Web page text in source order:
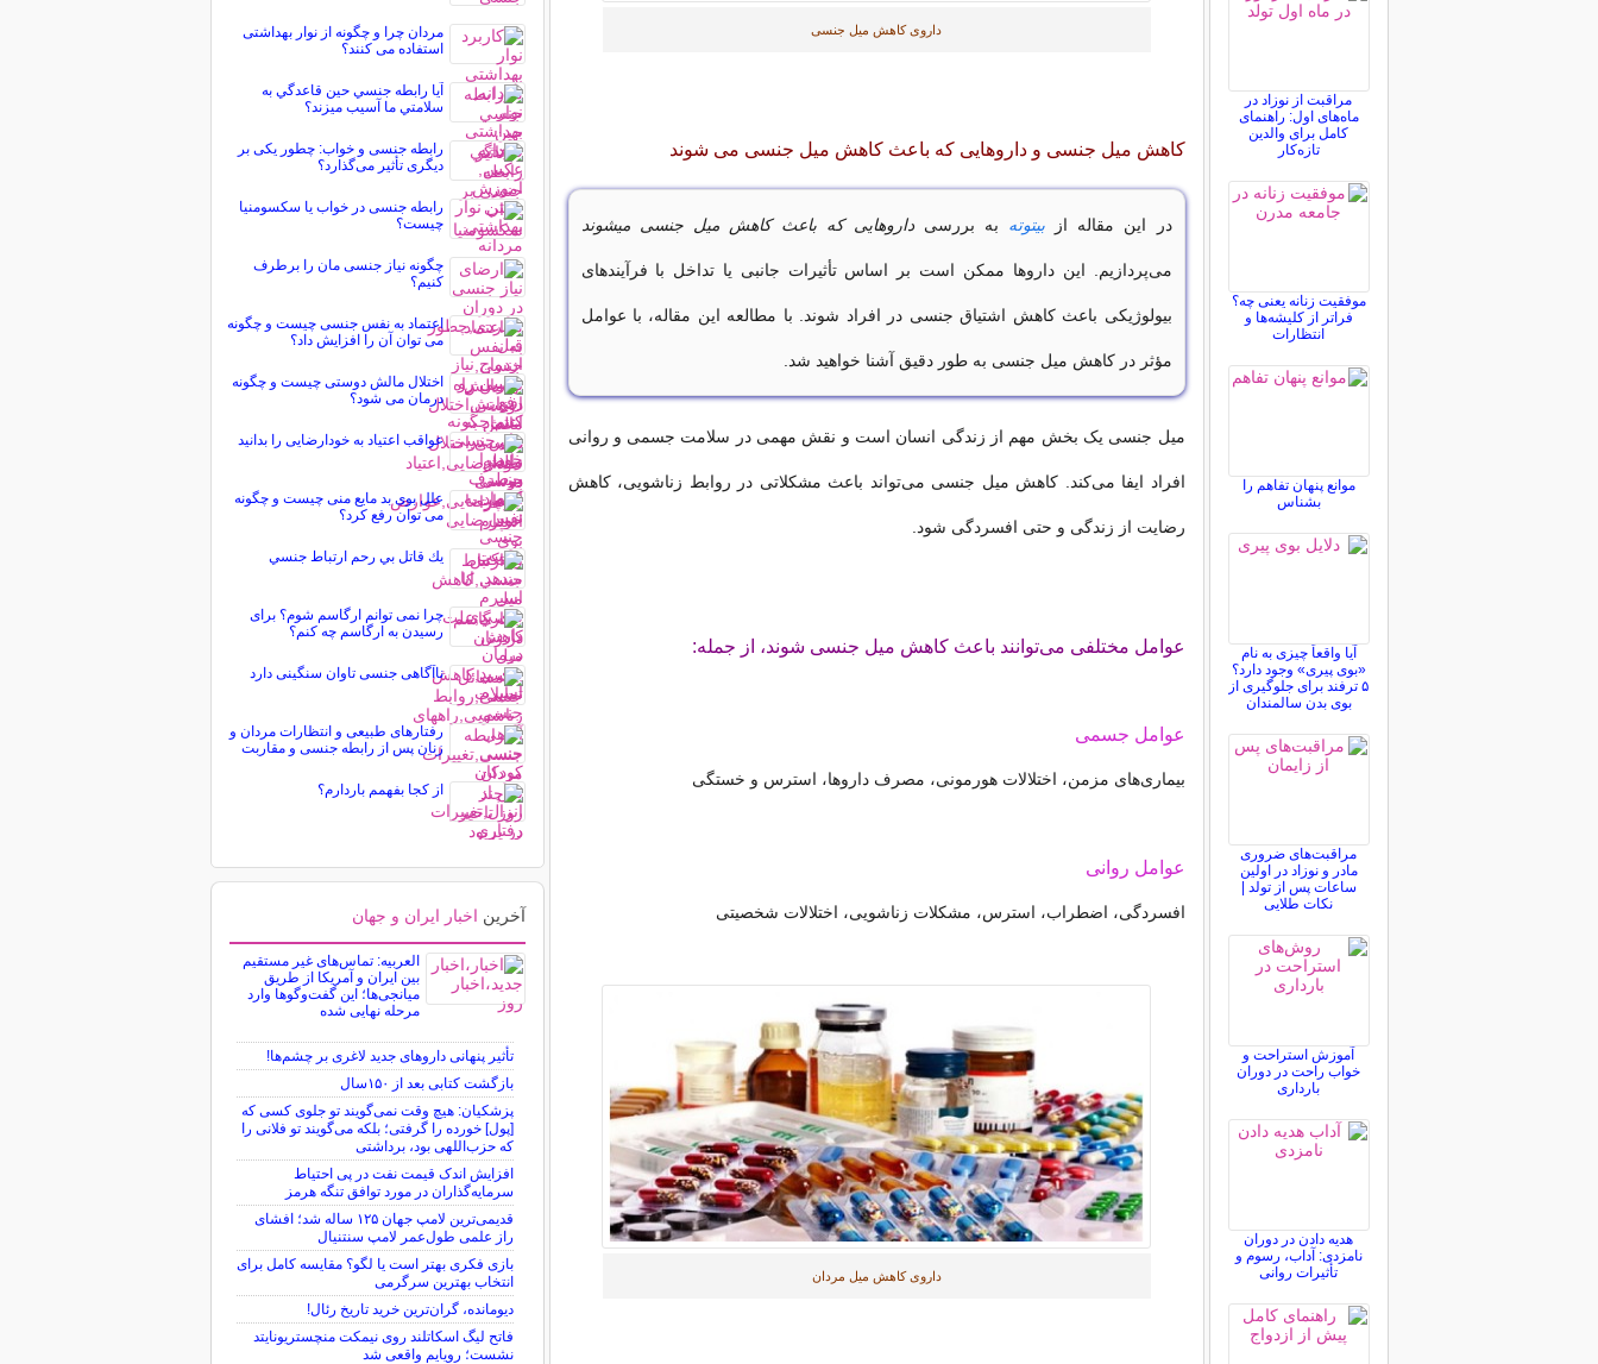
داروی کاهش میل جنسی
کاهش میل جنسی و داروهایی که باعث کاهش میل جنسی می شوند
در این مقاله از بیتوته به بررسیداروهایی که باعث کاهش میل جنسی میشوند
می‌پردازیم. این داروها ممکن است بر اساس تأثیرات جانبی یا تداخل با فرآیندهای
بیولوژیکی باعث کاهش اشتیاق جنسی در افراد شوند. با مطالعه این مقاله، با عوامل
مؤثر در کاهش میل جنسی به طور دقیق آشنا خواهید شد.
میل جنسی یک بخش مهم از زندگی انسان است و نقش مهمی در سلامت جسمی و روانی
افراد ایفا می‌کند. کاهش میل جنسی می‌تواند باعث مشکلاتی در روابط زناشویی، کاهش
رضایت از زندگی و حتی افسردگی شود.
عوامل مختلفی می‌توانند باعث کاهش میل جنسی شوند، از جمله:
عوامل جسمی
بیماری‌های مزمن، اختلالات هورمونی، مصرف داروها، استرس و خستگی
عوامل روانی
افسردگی، اضطراب، استرس، مشکلات زناشویی، اختلالات شخصیتی
داروی کاهش میل مردان
مراقبت از نوزاد در
ماه‌های اول: راهنمای
کامل برای والدین
تازه‌کار
موفقیت زنانه یعنی چه؟
فراتر از کلیشه‌ها و
انتظارات
موانع پنهان تفاهم را
بشناس
آیا واقعاً چیزی به نام
«بوی پیری» وجود دارد؟
۵ ترفند برای جلوگیری از
بوی بدن سالمندان
مراقبت‌های ضروری
مادر و نوزاد در اولین
ساعات پس از تولد |
نکات طلایی
آموزش استراحت و
خواب راحت در دوران
بارداری
هدیه دادن در دوران
نامزدی: آداب، رسوم و
تأثیرات روانی
مردان چرا و چگونه از نوار بهداشتی
استفاده می کنند؟
آيا رابطه جنسي حين قاعدگي به
سلامتي ما آسيب ميزند؟
رابطه جنسی و خواب: چطور یکی بر
دیگری تأثیر می‌گذارد؟
رابطه جنسی در خواب یا سکسومنیا
چیست؟
چگونه نیاز جنسی مان را برطرف
کنیم؟
اعتماد به نفس جنسی چیست و چگونه
می توان آن را افزایش داد؟
اختلال مالش دوستی چیست و چگونه
درمان می شود؟
عواقب اعتیاد به خودارضایی را بدانید
علل بوی بد مایع منی چیست و چگونه
می توان رفع کرد؟
يك قاتل بي رحم ارتباط جنسي
چرا نمی توانم ارگاسم شوم؟ برای
رسیدن به ارگاسم چه کنم؟
ناآگاهی جنسی تاوان سنگینی دارد
رفتارهای طبیعی و انتظارات مردان و
زنان پس از رابطه جنسی و مقاربت
از کجا بفهمم باردارم؟
آخرین اخبار ایران و جهان
العربیه: تماس‌های غیر مستقیم
بین ایران و آمریکا از طریق
میانجی‌ها؛ این گفت‌و‌گو‌ها وارد
مرحله نهایی شده
تأثیر پنهانی داروهای جدید لاغری بر چشم‌ها!
بازگشت کتابی بعد از ۱۵۰سال
پزشکیان: هیچ وقت نمی‌گویند تو جلوی کسی که
[پول] خورده را گرفتی؛ بلکه می‌گویند تو فلانی را
که حزب‌اللهی بود، برداشتی
افزایش اندک قیمت نفت در پی احتیاط
سرمایه‌گذاران در مورد توافق تنگه هرمز
قدیمی‌ترین لامپ جهان ۱۲۵ ساله شد؛ افشای
راز علمی طول‌عمر لامپ سنتنیال
بازی فکری بهتر است یا لگو؟ مقایسه کامل برای
انتخاب بهترین سرگرمی
دیومانده، گران‌ترین خرید تاریخ رئال!
فاتح لیگ اسکاتلند روی نیمکت منچستریونایتد
نشست؛ رویایم واقعی شد